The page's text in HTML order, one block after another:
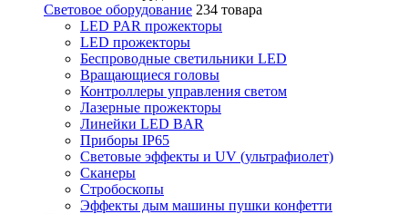
Световое оборудование 234 товара
LED PAR прожекторы
LED прожекторы
Беспроводные светильники LED
Вращающиеся головы
Контроллеры управления светом
Лазерные прожекторы
Линейки LED BAR
Приборы IP65
Световые эффекты и UV (ультрафиолет)
Сканеры
Стробоскопы
Эффекты дым машины пушки конфетти